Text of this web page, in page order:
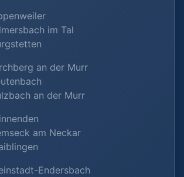
im Tal
an der Murr
an der Murr
am Neckar
Endersbach